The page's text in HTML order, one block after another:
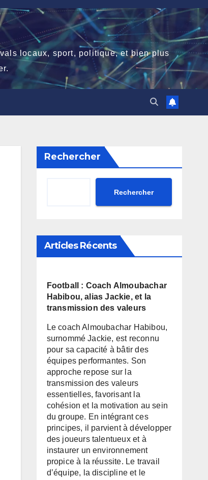
locaux, sport, politique, et bien plus
Rechercher
Rechercher
Articles Récents
Football : Coach Almoubachar
Habibou, alias Jackie, et la
transmission des valeurs
Le coach Almoubachar Habibou,
surnommé Jackie, est reconnu
pour sa capacité à bâtir des
équipes performantes. Son
approche repose sur la
transmission des valeurs
essentielles, favorisant la
cohésion et la motivation au sein
du groupe. En intégrant ces
principes, il parvient à développer
des joueurs talentueux et à
instaurer un environnement
propice à la réussite. Le travail
d’équipe, la discipline et le